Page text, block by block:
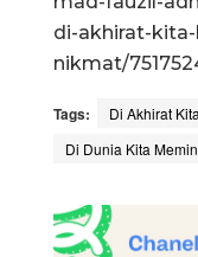
di-akhirat-
nikmat/
Tags:
Di Akhirat
Di Dunia Kita